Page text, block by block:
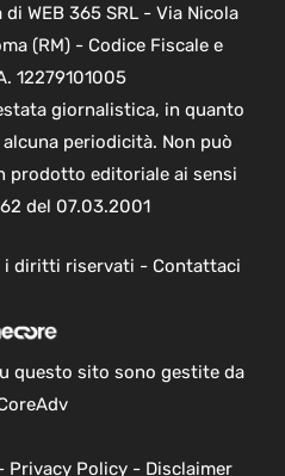
WEB 365 SRL - Via Nicola
(RM) - Codice Fiscale e
12279101005
giornalistica, in quanto
periodicità. Non può
prodotto editoriale ai sensi
del 07.03.2001
i diritti riservati - Contattaci
questo sito sono gestite da
Privacy Policy- Disclaimer